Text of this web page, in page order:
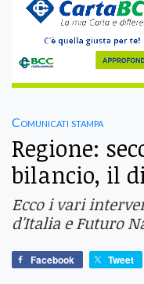
Comunicati stampa
Regione:
bilancio, il
Ecco i vari
d'Italia e Futuro
Facebook Tweet